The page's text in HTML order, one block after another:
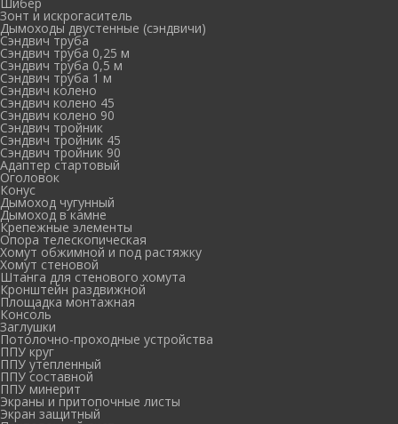
Зонт и искрогаситель
Дымоходы двустенные (сэндвичи)
Сэндвич труба
Сэндвич труба 0,25 м
Сэндвич труба 0,5 м
Сэндвич труба 1 м
Сэндвич колено
Сэндвич колено 45
Сэндвич колено 90
Сэндвич тройник
Сэндвич тройник 45
Сэндвич тройник 90
Адаптер стартовый
Оголовок
Конус
Дымоход чугунный
Дымоход в камне
Крепежные элементы
Опора телескопическая
Хомут обжимной и под растяжку
Хомут стеновой
Штанга для стенового хомута
Кронштейн раздвижной
Площадка монтажная
Консоль
Заглушки
Потолочно-проходные устройства
ППУ круг
ППУ утепленный
ППУ составной
ППУ минерит
Экраны и притопочные листы
Экран защитный